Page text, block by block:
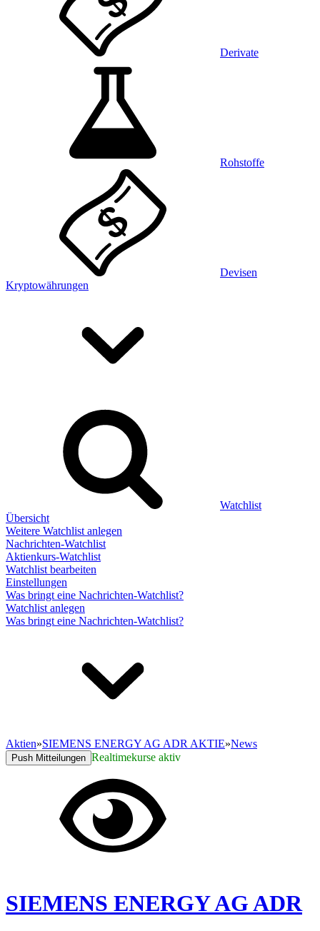
Derivate
Rohstoffe
Devisen
Kryptowährungen
Watchlist
Übersicht
Weitere Watchlist anlegen
Nachrichten-Watchlist
Aktienkurs-Watchlist
Watchlist bearbeiten
Einstellungen
Was bringt eine Nachrichten-Watchlist?
Watchlist anlegen
Was bringt eine Nachrichten-Watchlist?
Aktien»SIEMENS ENERGY AG ADR AKTIE»News
Push Mitteilungen Realtimekurse aktiv
SIEMENS ENERGY AG ADR